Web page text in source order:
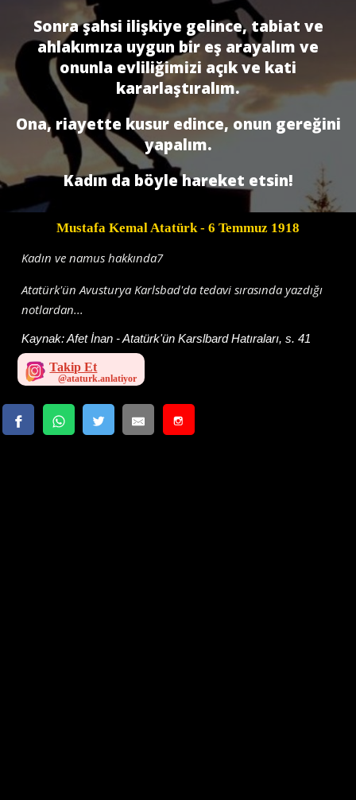
Sonra şahsi ilişkiye gelince, tabiat ve
ahlakımıza uygun bir eş arayalım ve
onunla evliliğimizi açık ve kati
kararlaştıralım.
Ona, riayette kusur edince, onun gereğini
yapalım.
Kadın da böyle hareket etsin!
Mustafa Kemal Atatürk - 6 Temmuz 1918
Kadın ve namus hakkında7
Atatürk'ün Avusturya Karlsbad'da tedavi sırasında yazdığı
notlardan...
Kaynak:Afet İnan - Atatürk'ün Karslbard Hatıraları, s. 41
Takip Et